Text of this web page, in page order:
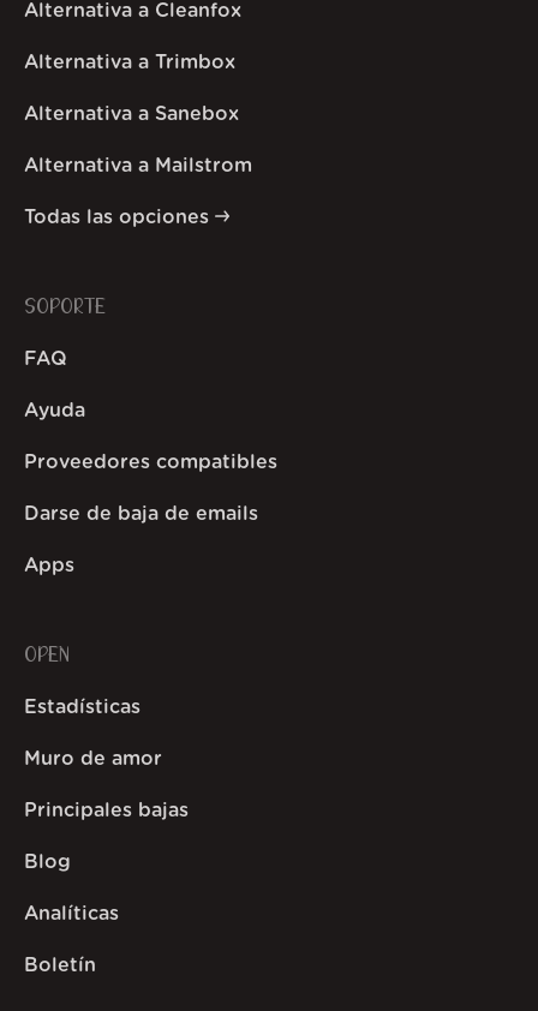
Alternativa a Cleanfox
Alternativa a Trimbox
Alternativa a Sanebox
Alternativa a Mailstrom
Todas las opciones
SOPORTE
FAQ
Ayuda
Proveedores compatibles
Darse de baja de emails
Apps
OPEN
Estadísticas
Muro de amor
Principales bajas
Blog
Analíticas
Boletín